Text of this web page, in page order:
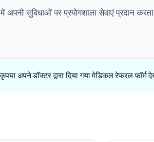
सुविधाओं पर प्रयोगशाला सेवाएं प्रदान
अपने डॉक्टर द्वारा दिया गया मेडिकल रेफरल फॉर्म